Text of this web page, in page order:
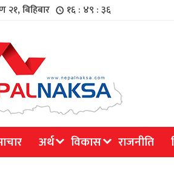
२१, बिहिबार १६ : ४९ : ३६
अर्थ विकास राजनीति